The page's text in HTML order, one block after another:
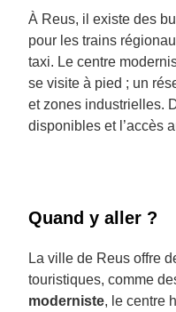
À Reus, il existe des
pour les trains
taxi. Le centre
se visite à pied ; un
et zones industrielles.
disponibles et l’accès
Quand y aller ?
La ville de Reus offre
touristiques, comme
moderniste, le centre